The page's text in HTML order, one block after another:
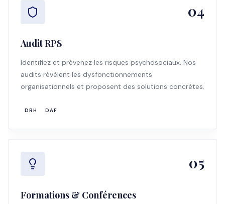
04
Audit RPS
Identifiez et prévenez les risques psychosociaux. Nos
audits révèlent les dysfonctionnements
organisationnels et proposent des solutions concrètes.
DRH DAF
05
Formations & Conférences